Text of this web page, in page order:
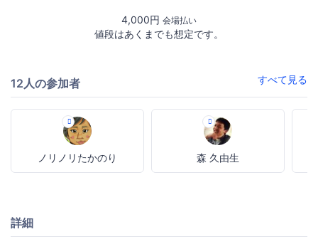
4,000円 会場払い
値段はあくまでも想定です。
12人の参加者 すべて見る
ノリノリたかのり 森 久由生
詳細